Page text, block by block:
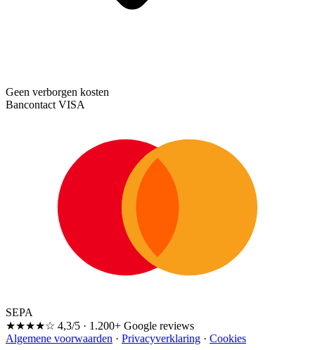
Geen verborgen kosten
Bancontact VISA
SEPA
★★★★☆ 4,3/5 · 1.200+ Google reviews
Algemene voorwaarden · Privacyverklaring · Cookies